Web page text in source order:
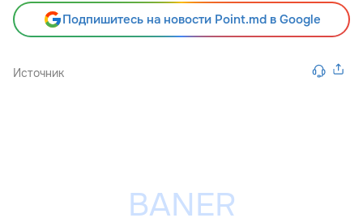
Подпишитесь на новости Point.md в Google
Источник